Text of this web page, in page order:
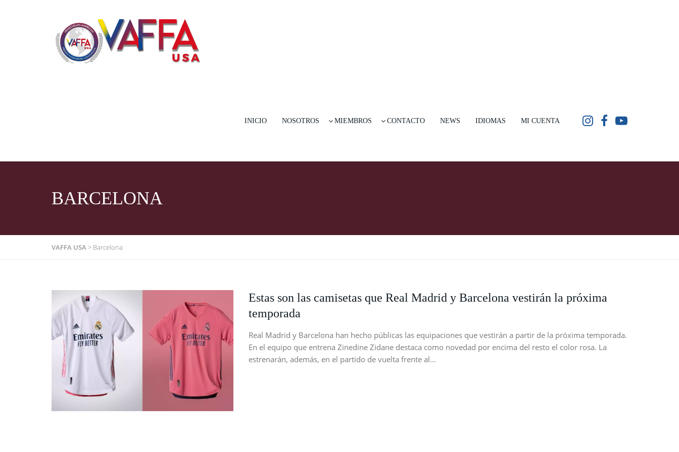
INICIO NOSOTROS MIEMBROS CONTACTO NEWS IDIOMAS MI CUENTA
BARCELONA
VAFFA USA> Barcelona
Estas son las camisetas que Real Madrid y Barcelona vestirán la próxima
temporada
Real Madrid y Barcelona han hecho públicas las equipaciones que vestirán a partir de la próxima temporada.
En el equipo que entrena Zinedine Zidane destaca como novedad por encima del resto el color rosa. La
estrenarán, además, en el partido de vuelta frente al…